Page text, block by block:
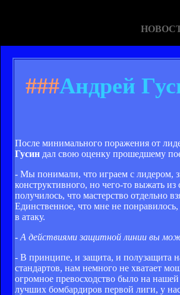
###Андрей
После минимального поражения от
Гусин дал свою оценку прошедшему
- Мы понимали, что играем с лидером,
конструктивного, но чего-то выжать
получилось, что мастерство отдельно
Единственное, что мне не
в атаку.
- А действиями защитной линии вы
- В принципе, и защита, и полузащита
стандартов, нам немного не хватает
огромное превосходство было на
лучших бомбардиров первой лиги, у